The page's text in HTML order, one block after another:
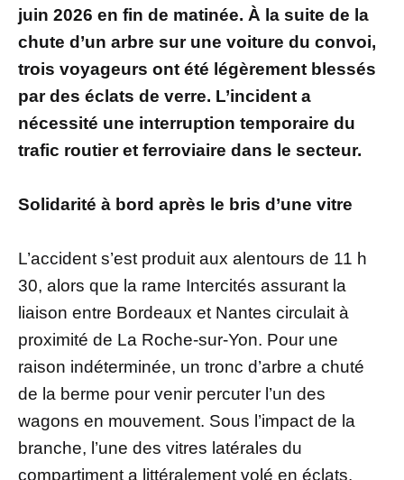
juin 2026 en fin de matinée. À la suite de la
chute d’un arbre sur une voiture du convoi,
trois voyageurs ont été légèrement blessés
par des éclats de verre. L’incident a
nécessité une interruption temporaire du
trafic routier et ferroviaire dans le secteur.
Solidarité à bord après le bris d’une vitre
L’accident s’est produit aux alentours de 11 h
30, alors que la rame Intercités assurant la
liaison entre Bordeaux et Nantes circulait à
proximité de La Roche-sur-Yon. Pour une
raison indéterminée, un tronc d’arbre a chuté
de la berme pour venir percuter l’un des
wagons en mouvement. Sous l’impact de la
branche, l’une des vitres latérales du
compartiment a littéralement volé en éclats.